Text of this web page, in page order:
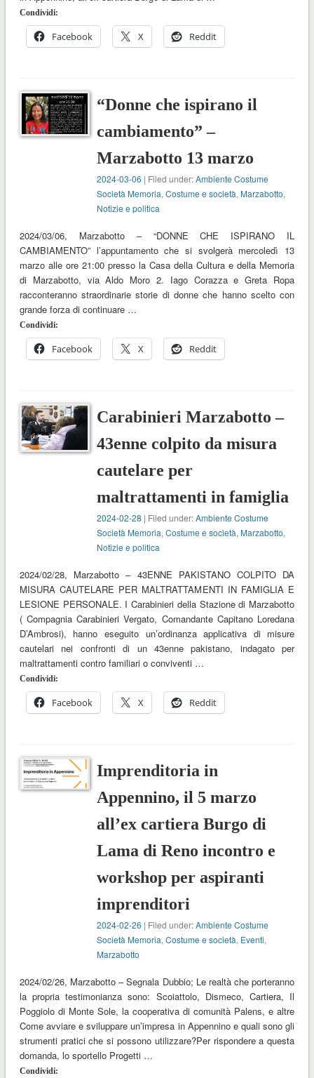
Condividi:
Facebook X Reddit
“Donne che ispirano il
cambiamento” –
Marzabotto 13 marzo
2024-03-06 | Filed under:Ambiente Costume
Società Memoria,Costume e società,Marzabotto,
Notizie e politica
2024/03/06, Marzabotto – “DONNE CHE ISPIRANO IL
CAMBIAMENTO” l’appuntamento che si svolgerà mercoledì 13
marzo alle ore 21:00 presso la Casa della Cultura e della Memoria
di Marzabotto, via Aldo Moro 2. Iago Corazza e Greta Ropa
racconteranno straordinarie storie di donne che hanno scelto con
grande forza di continuare …
Condividi:
Facebook X Reddit
Carabinieri Marzabotto –
43enne colpito da misura
cautelare per
maltrattamenti in famiglia
2024-02-28 | Filed under:Ambiente Costume
Società Memoria,Costume e società,Marzabotto,
Notizie e politica
2024/02/28, Marzabotto – 43ENNE PAKISTANO COLPITO DA
MISURA CAUTELARE PER MALTRATTAMENTI IN FAMIGLIA E
LESIONE PERSONALE. I Carabinieri della Stazione di Marzabotto
( Compagnia Carabinieri Vergato, Comandante Capitano Loredana
D’Ambrosi), hanno eseguito un’ordinanza applicativa di misure
cautelari nei confronti di un 43enne pakistano, indagato per
maltrattamenti contro familiari o conviventi …
Condividi:
Facebook X Reddit
Imprenditoria in
Appennino, il 5 marzo
all’ex cartiera Burgo di
Lama di Reno incontro e
workshop per aspiranti
imprenditori
2024-02-26 | Filed under:Ambiente Costume
Società Memoria,Costume e società, Eventi,
Marzabotto
2024/02/26, Marzabotto – Segnala Dubbio; Le realtà che porteranno
la propria testimonianza sono: Scoiattolo, Dismeco, Cartiera, Il
Poggiolo di Monte Sole, la cooperativa di comunità Palens, e altre
Come avviare e sviluppare un’impresa in Appennino e quali sono gli
strumenti pratici che si possono utilizzare?Per rispondere a questa
domanda, lo sportello Progetti …
Condividi: